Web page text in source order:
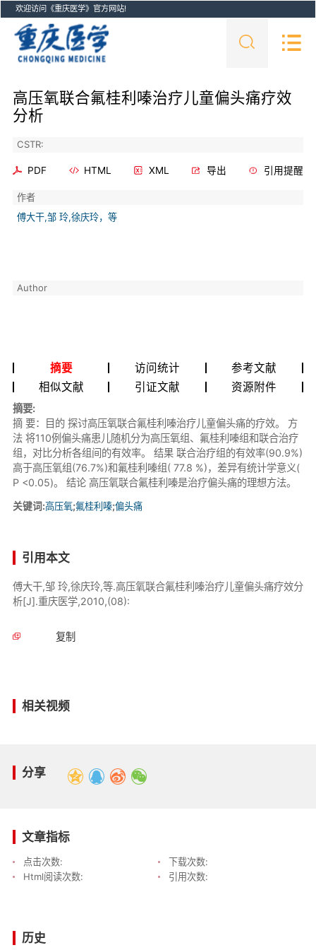
欢迎访问《重庆医学》官方网站!
高压氧联合氟桂利嗪治疗儿童偏头痛疗效
分析
CSTR:
PDF HTML XML 导出 引用提醒
作者
傅大干,邹 玲,徐庆玲，等
Author
摘要 访问统计
参考文献
相似文献
引证文献 资源附件
摘要:
摘 要：目的 探讨高压氧联合氟桂利嗪治疗儿童偏头痛的疗效。 方
法 将110例偏头痛患儿随机分为高压氧组、氟桂利嗪组和联合治疗
组，对比分析各组间的有效率。 结果 联合治疗组的有效率(90.9%)
高于高压氧组(76.7%)和氟桂利嗪组( 77.8 %)，差异有统计学意义(
P <0.05)。 结论 高压氧联合氟桂利嗪是治疗偏头痛的理想方法。
关键词:高压氧;氟桂利嗪;偏头痛
引用本文
傅大干,邹 玲,徐庆玲,等.高压氧联合氟桂利嗪治疗儿童偏头痛疗效分
析[J].重庆医学,2010,(08):
复制
相关视频
分享
文章指标
点击次数:
下载次数:
Html阅读次数:
引用次数:
历史